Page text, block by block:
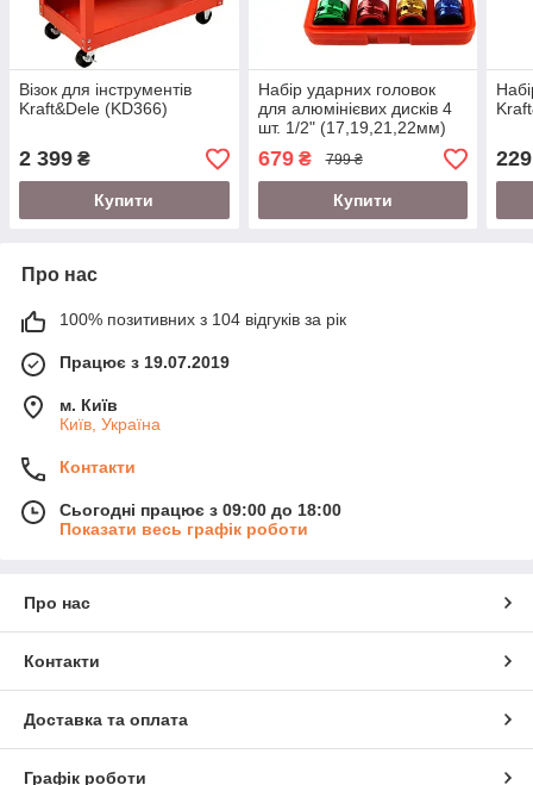
Візок для інструментів
Kraft&Dele (KD366)
2 399 ₴
Купити
Набір ударних головок
для алюмінієвих дисків 4
шт. 1/2" (17,19,21,22мм)
Mar-Pol M58271
679₴ 799 ₴
Купити
229
Про нас
100% позитивних з 104 відгуків за рік
Працює з 19.07.2019
м. Київ
Київ, Україна
Контакти
Сьогодні працює з 09:00 до 18:00
Показати весь графік роботи
Про нас
Контакти
Доставка та оплата
Графік роботи